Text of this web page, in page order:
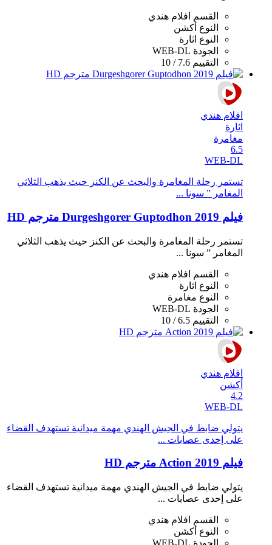
القسم
افلام هندي
النوع أكشن
النوع اثارة
الجودة WEB-DL
التقييم 7.6 / 10
افلام هندي
اثارة
مغامرة
6.5
WEB-DL
تستمر رحلة المغامرة والبحث عن الكنز حيث يذهب الثلاثي
المغامر ” سونا ...
فيلم Durgeshgorer Guptodhon 2019 مترجم HD
تستمر رحلة المغامرة والبحث عن الكنز حيث يذهب الثلاثي
المغامر ” سونا ...
القسم
افلام هندي
النوع اثارة
النوع مغامرة
الجودة WEB-DL
التقييم 6.5 / 10
افلام هندي
أكشن
4.2
WEB-DL
يتولي ضابط في الجيش الهندي مهمة ميدانية تستهدف القضاء
على إحدى عصابات ...
فيلم Action 2019 مترجم HD
يتولي ضابط في الجيش الهندي مهمة ميدانية تستهدف القضاء
على إحدى عصابات ...
القسم
افلام هندي
النوع أكشن
الجودة WEB-DL